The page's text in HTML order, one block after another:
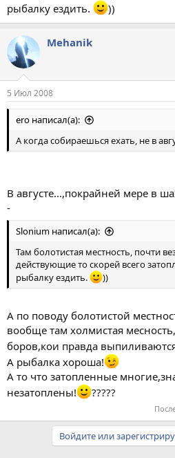
рыбалку ездить.
))
Mehanik
5 Июл 2008
ero написал(а):
А когда собираешься ехать, не в
В августе...,покрайней мере в
-
Slonium написал(а):
Там болотистая местность, почти
действующие то скорей всего
рыбалку ездить.
))
А по поводу болотистой
вообще там холмистая
боров,кои правда
А рыбалка хороша!
А то что затопленные
незатоплены!
?????
Войдите или